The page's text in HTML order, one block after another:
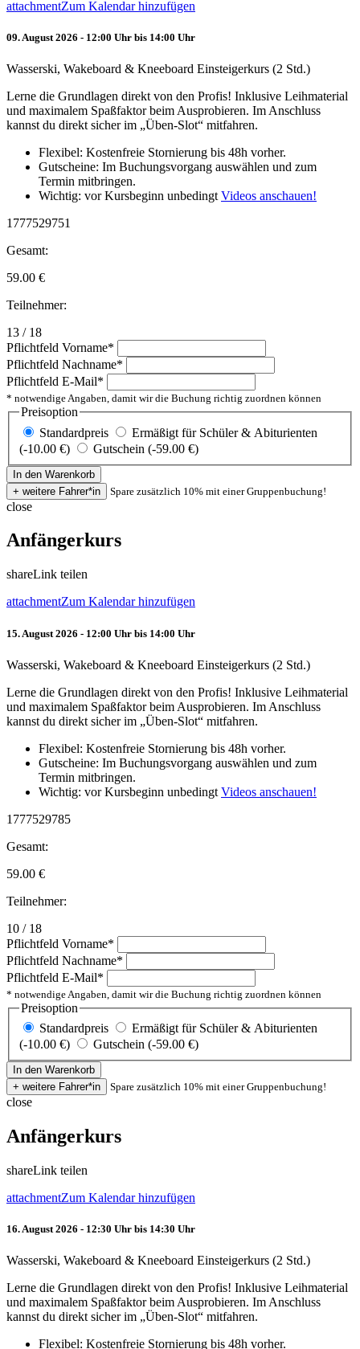
attachmentZum Kalendar hinzufügen
09. August 2026 - 12:00 Uhr bis 14:00 Uhr
Wasserski, Wakeboard & Kneeboard Einsteigerkurs (2 Std.)
Lerne die Grundlagen direkt von den Profis! Inklusive Leihmaterial
und maximalem Spaßfaktor beim Ausprobieren. Im Anschluss
kannst du direkt sicher im „Üben-Slot“ mitfahren.
Flexibel: Kostenfreie Stornierung bis 48h vorher.
Gutscheine: Im Buchungsvorgang auswählen und zum
Termin mitbringen.
Wichtig: vor Kursbeginn unbedingt Videos anschauen!
1777529751
Gesamt:
59.00 €
Teilnehmer:
13 / 18
Pflichtfeld Vorname*
Pflichtfeld Nachname*
Pflichtfeld E-Mail*
* notwendige Angaben, damit wir die Buchung richtig zuordnen können
Preisoption
Standardpreis
Ermäßigt für Schüler & Abiturienten
(-10.00 €)
Gutschein (-59.00 €)
Spare zusätzlich 10% mit einer Gruppenbuchung!
close
Anfängerkurs
shareLink teilen
attachmentZum Kalendar hinzufügen
15. August 2026 - 12:00 Uhr bis 14:00 Uhr
Wasserski, Wakeboard & Kneeboard Einsteigerkurs (2 Std.)
Lerne die Grundlagen direkt von den Profis! Inklusive Leihmaterial
und maximalem Spaßfaktor beim Ausprobieren. Im Anschluss
kannst du direkt sicher im „Üben-Slot“ mitfahren.
Flexibel: Kostenfreie Stornierung bis 48h vorher.
Gutscheine: Im Buchungsvorgang auswählen und zum
Termin mitbringen.
Wichtig: vor Kursbeginn unbedingt Videos anschauen!
1777529785
Gesamt:
59.00 €
Teilnehmer:
10 / 18
Pflichtfeld Vorname*
Pflichtfeld Nachname*
Pflichtfeld E-Mail*
* notwendige Angaben, damit wir die Buchung richtig zuordnen können
Preisoption
Standardpreis
Ermäßigt für Schüler & Abiturienten
(-10.00 €)
Gutschein (-59.00 €)
Spare zusätzlich 10% mit einer Gruppenbuchung!
close
Anfängerkurs
shareLink teilen
attachmentZum Kalendar hinzufügen
16. August 2026 - 12:30 Uhr bis 14:30 Uhr
Wasserski, Wakeboard & Kneeboard Einsteigerkurs (2 Std.)
Lerne die Grundlagen direkt von den Profis! Inklusive Leihmaterial
und maximalem Spaßfaktor beim Ausprobieren. Im Anschluss
kannst du direkt sicher im „Üben-Slot“ mitfahren.
Flexibel: Kostenfreie Stornierung bis 48h vorher.